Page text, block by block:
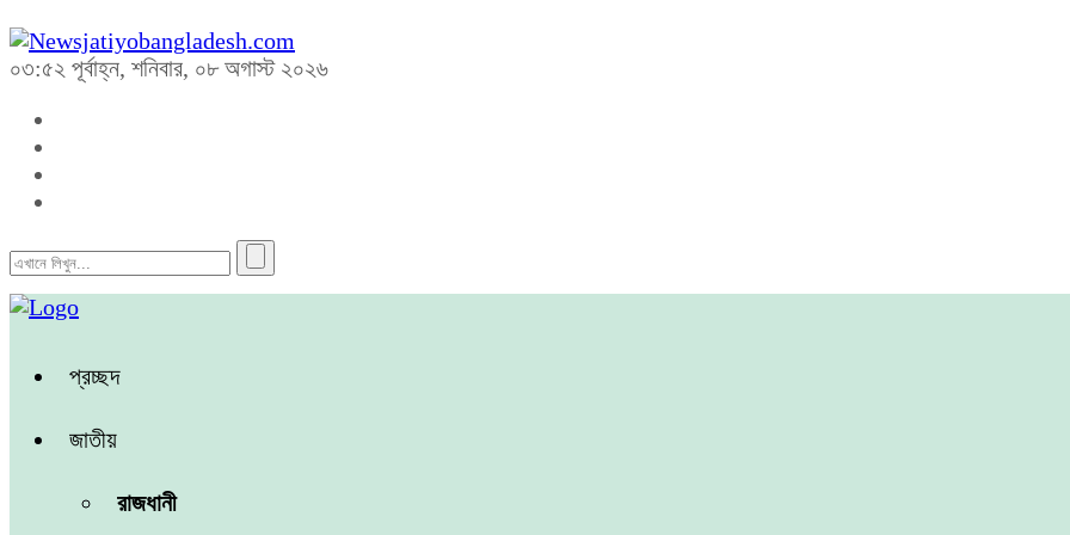
০৩:৫২ পূর্বাহ্ন, শনিবার, ০৮ অগাস্ট ২০২৬
প্রচ্ছদ
জাতীয়
রাজধানী